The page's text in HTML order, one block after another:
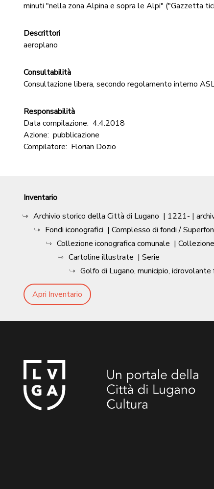
minuti "nella zona Alpina e sopra le Alpi" ("Gazzetta
Descrittori
aeroplano
Consultabilità
Consultazione libera, secondo regolamento interno
Responsabilità
Data compilazione: 4.4.2018
Azione: pubblicazione
Compilatore: Florian Dozio
Inventario
Archivio storico della Città di Lugano | 1221- |
Fondi iconografici | Complesso di fondi /
Collezione iconografica comunale |
Cartoline illustrate | Serie
Golfo di Lugano, municipio,
Apri Inventario